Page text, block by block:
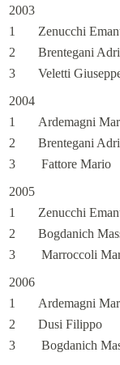
2003
1
Zenucchi
2
Brentegani
3
Veletti
2004
1
Ardemagni
2
Brentegani
3
Fattore Mario
2005
1
Zenucchi
2
Bogdanich
3
Marroccoli
2006
1
Ardemagni
2
Dusi Filippo
3
Bogdanich